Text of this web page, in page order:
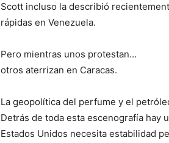
Scott incluso la describió
rápidas en Venezuela.
Pero mientras unos protestan…
otros aterrizan en Caracas.
La geopolítica del perfume y el
Detrás de toda esta escenografía hay
Estados Unidos necesita estabilidad